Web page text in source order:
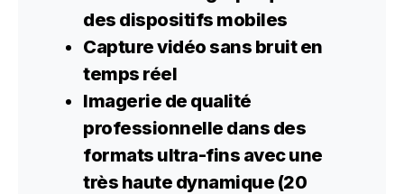
des dispositifs mobiles
Capture vidéo sans bruit en
temps réel
Imagerie de qualité
professionnelle dans des
formats ultra-fins avec une
très haute dynamique (20